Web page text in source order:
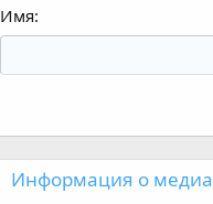
Имя
Информация о медиа